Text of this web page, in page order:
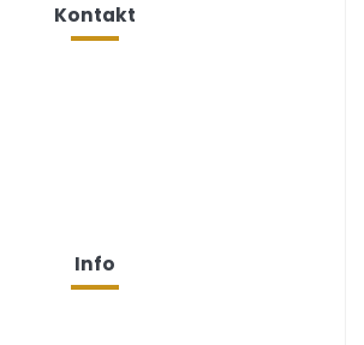
Kontakt
Info